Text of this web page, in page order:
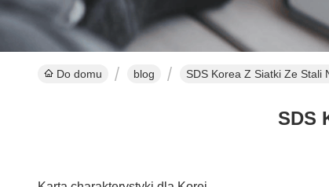
Do domu blog SDS Korea Z Siatki Ze Stali
SDS